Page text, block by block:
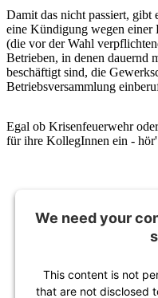
Damit das nicht passiert, gibt
eine Kündigung wegen einer
(die vor der Wahl
Betrieben, in denen dauernd
beschäftigt sind, die
Betriebsversammlung
Egal ob Krisenfeuerwehr
für ihre KollegInnen ein -
We need your
This content is not
that are not disclosed